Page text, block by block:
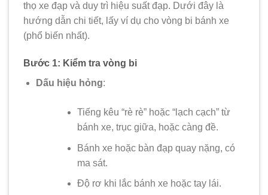
thọ xe đạp và duy trì hiệu suất đạp. Dưới đây là
hướng dẫn chi tiết, lấy ví dụ cho vòng bi bánh xe
(phổ biến nhất).
Bước 1: Kiểm tra vòng bi
Dấu hiệu hỏng:
Tiếng kêu “rè rè” hoặc “lạch cạch” từ
bánh xe, trục giữa, hoặc càng đề.
Bánh xe hoặc bàn đạp quay nặng, có
ma sát.
Độ rơ khi lắc bánh xe hoặc tay lái.